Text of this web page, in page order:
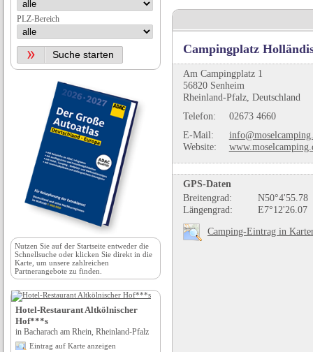
Campingplatz
Am Campingplatz 1
56820 Senheim
Rheinland-Pfalz, Deutschland
Telefon:
02673 4660
E-Mail:
Website:
GPS-Daten
Breitengrad:
N50°4'55.78
Längengrad:
E7°12'26.07
Camping-Eintrag in
PLZ-Bereich
Nutzen Sie auf der Startseite entweder die
Schnellsuche oder klicken Sie direkt in die
Karte, um unsere zahlreichen
Partnerangebote zu finden.
Hotel-Restaurant Altkölnischer
Hof***s
in Bacharach am Rhein, Rheinland-Pfalz
Eintrag auf Karte anzeigen